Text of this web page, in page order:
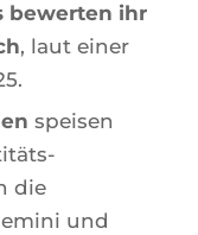
bewerten ihr
, laut einer
speisen
die
und